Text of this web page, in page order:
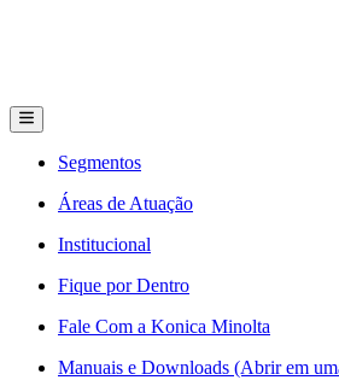
Segmentos
Áreas de Atuação
Institucional
Fique por Dentro
Fale Com a Konica Minolta
Manuais e Downloads (Abrir em